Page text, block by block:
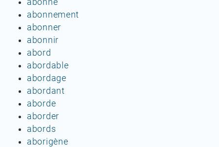
abonnement
abonner
abonnir
abord
abordable
abordage
abordant
aborde
aborder
abords
aborigène